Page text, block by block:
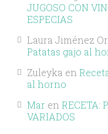
JUGOSO CON
ESPECIAS
Laura Jiménez
Patatas gajo al
Zuleyka en
al horno
Mar en RECETA:
VARIADOS